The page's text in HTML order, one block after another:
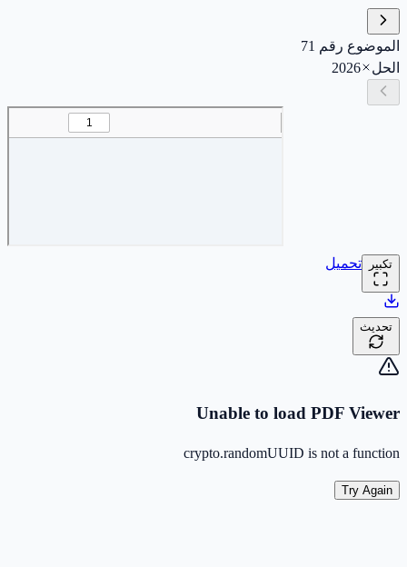
الموضوع رقم 71
الحل
2026
تكبير تحميل
تحديث
Unable to load PDF Viewer
crypto.randomUUID is not a function
Try Again